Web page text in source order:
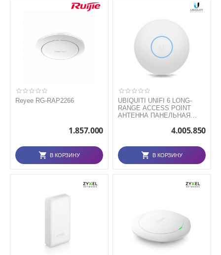
Reyee RG-RAP2266
1.857.000
В КОРЗИНУ
UBIQUITI UNIFI 6 LONG-
RANGE ACCESS POINT
АНТЕННА ПАНЕЛЬНАЯ
4.005.850
В КОРЗИНУ